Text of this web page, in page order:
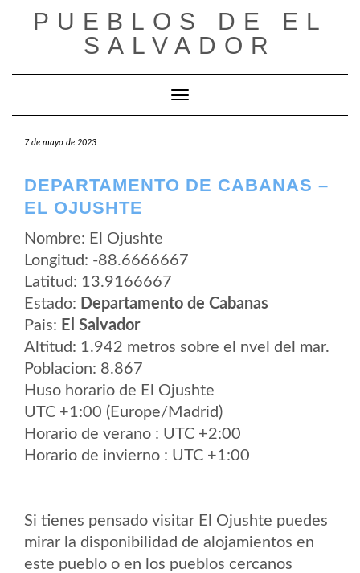
PUEBLOS DE EL
SALVADOR
Cambiar modo de navegación
7 de mayo de 2023
DEPARTAMENTO DE CABANAS –
EL OJUSHTE
Nombre: El Ojushte
Longitud: -88.6666667
Latitud: 13.9166667
Estado: Departamento de Cabanas
Pais: El Salvador
Altitud: 1.942 metros sobre el nvel del mar.
Poblacion: 8.867
Huso horario de El Ojushte
UTC +1:00 (Europe/Madrid)
Horario de verano : UTC +2:00
Horario de invierno : UTC +1:00
Si tienes pensado visitar El Ojushte puedes
mirar la disponibilidad de alojamientos en
este pueblo o en los pueblos cercanos